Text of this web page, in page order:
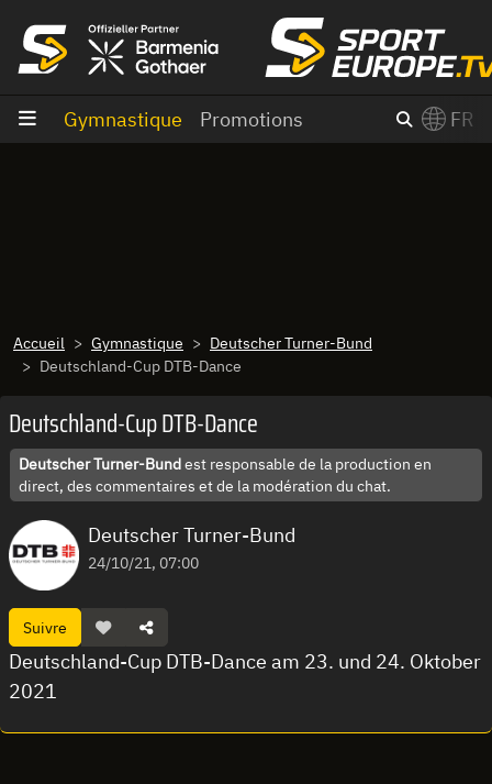
Gymnastique Promotions FR
Accueil Gymnastique
Deutscher Turner-Bund
Deutschland-Cup DTB-Dance
Deutschland-Cup DTB-Dance
Deutscher Turner-Bundest responsable de la production en
direct, des commentaires et de la modération du chat.
Deutscher Turner-Bund
24/10/21, 07:00
Suivre
Deutschland-Cup DTB-Dance am 23. und 24. Oktober
2021